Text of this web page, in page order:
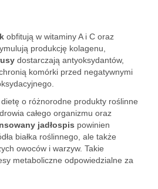
obfitują w witaminy A i C oraz
produkcję kolagenu,
dostarczają antyoksydantów,
komórki przed negatywnymi
o różnorodne produkty roślinne
całego organizmu oraz
jadłospis powinien
białka roślinnego, ale także
owoców i warzyw. Takie
metaboliczne odpowiedzialne za